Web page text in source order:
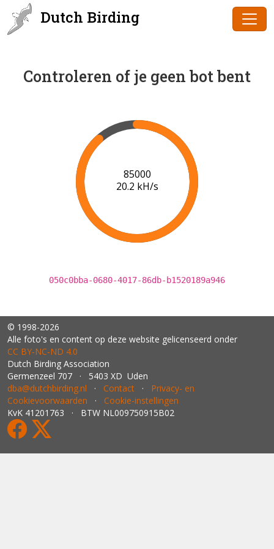
Dutch Birding
Controleren of je geen bot bent
87000
20.3 kH/s
050c0bba-0680-4017-86db-b1520189a946
© 1998-2026
Alle foto's en content op deze website gelicenseerd onder
CC BY‑NC‑ND 4.0
Dutch Birding Association
Germenzeel 707 · 5403 XD Uden
dba@dutchbirding.nl · Contact · Privacy- en
Cookievoorwaarden · Cookie-instellingen
KvK 41201763 · BTW NL009750915B02